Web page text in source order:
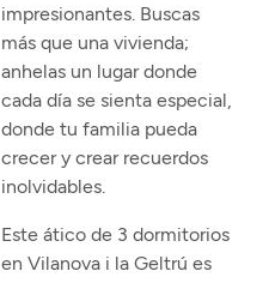
impresionantes. Buscas
más que una vivienda;
anhelas un lugar donde
cada día se sienta especial,
donde tu familia pueda
crecer y crear recuerdos
inolvidables.
Este ático de 3 dormitorios
en Vilanova i la Geltrú es